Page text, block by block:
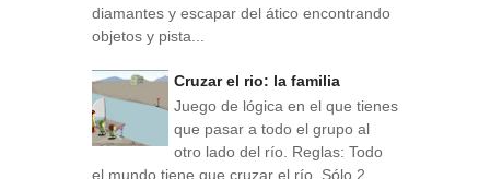
diamantes y escapar del ático encontrando
objetos y pista...
Cruzar el rio: la familia
Juego de lógica en el que tienes
que pasar a todo el grupo al
otro lado del río. Reglas: Todo
el mundo tiene que cruzar el río. Sólo 2